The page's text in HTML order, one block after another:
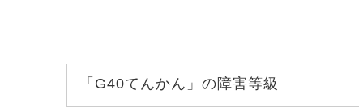
「G40てんかん」の障害等級